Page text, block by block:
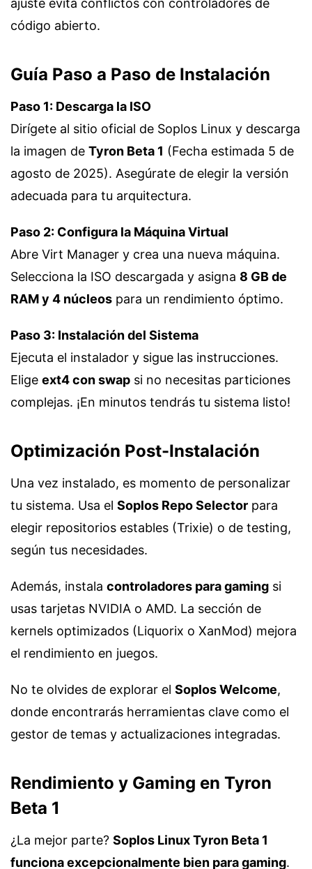
ajuste evita conflictos con controladores de
código abierto.
Guía Paso a Paso de Instalación
Paso 1: Descarga la ISO
Dirígete al sitio oficial de Soplos Linux y descarga
la imagen de Tyron Beta 1 (Fecha estimada 5 de
agosto de 2025). Asegúrate de elegir la versión
adecuada para tu arquitectura.
Paso 2: Configura la Máquina Virtual
Abre Virt Manager y crea una nueva máquina.
Selecciona la ISO descargada y asigna 8 GB de
RAM y 4 núcleos para un rendimiento óptimo.
Paso 3: Instalación del Sistema
Ejecuta el instalador y sigue las instrucciones.
Elige ext4 con swap si no necesitas particiones
complejas. ¡En minutos tendrás tu sistema listo!
Optimización Post-Instalación
Una vez instalado, es momento de personalizar
tu sistema. Usa el Soplos Repo Selector para
elegir repositorios estables (Trixie) o de testing,
según tus necesidades.
Además, instala controladores para gaming si
usas tarjetas NVIDIA o AMD. La sección de
kernels optimizados (Liquorix o XanMod) mejora
el rendimiento en juegos.
No te olvides de explorar el Soplos Welcome,
donde encontrarás herramientas clave como el
gestor de temas y actualizaciones integradas.
Rendimiento y Gaming en Tyron
Beta 1
¿La mejor parte? Soplos Linux Tyron Beta 1
funciona excepcionalmente bien para gaming.